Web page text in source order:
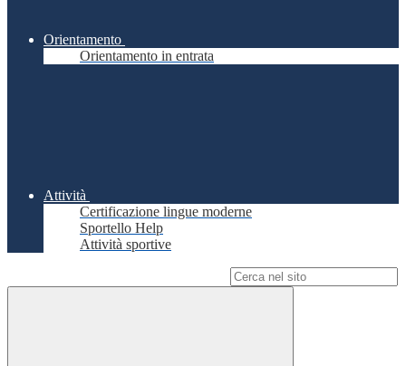
Orientamento
Orientamento in entrata
Attività
Certificazione lingue moderne
Sportello Help
Attività sportive